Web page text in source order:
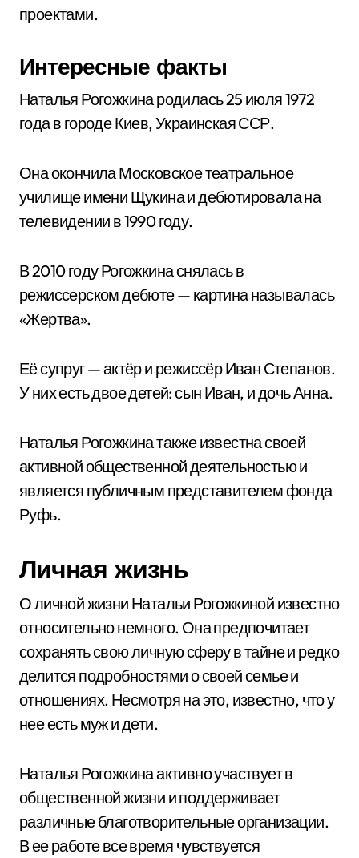
проектами.
Интересные факты
Наталья Рогожкина родилась 25 июля 1972
года в городе Киев, Украинская ССР.
Она окончила Московское театральное
училище имени Щукина и дебютировала на
телевидении в 1990 году.
В 2010 году Рогожкина снялась в
режиссерском дебюте — картина называлась
«Жертва».
Её супруг — актёр и режиссёр Иван Степанов.
У них есть двое детей: сын Иван, и дочь Анна.
Наталья Рогожкина также известна своей
активной общественной деятельностью и
является публичным представителем фонда
Руфь.
Личная жизнь
О личной жизни Натальи Рогожкиной известно
относительно немного. Она предпочитает
сохранять свою личную сферу в тайне и редко
делится подробностями о своей семье и
отношениях. Несмотря на это, известно, что у
нее есть муж и дети.
Наталья Рогожкина активно участвует в
общественной жизни и поддерживает
различные благотворительные организации.
В ее работе все время чувствуется